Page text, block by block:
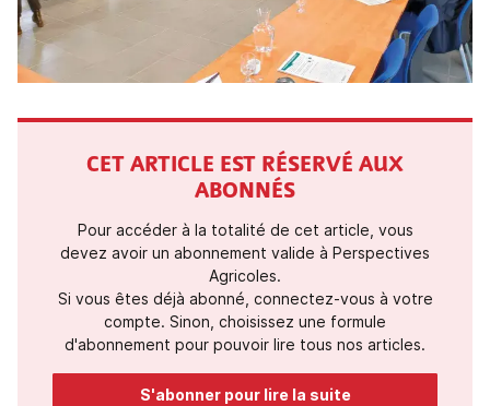
CET ARTICLE EST RÉSERVÉ AUX
ABONNÉS
Pour accéder à la totalité de cet article, vous
devez avoir un abonnement valide à Perspectives
Agricoles.
Si vous êtes déjà abonné, connectez-vous à votre
compte. Sinon, choisissez une formule
d'abonnement pour pouvoir lire tous nos articles.
S'abonner pour lire la suite